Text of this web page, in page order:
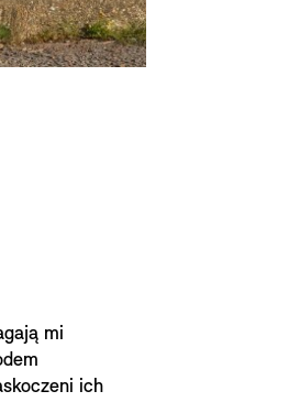
mi
ich